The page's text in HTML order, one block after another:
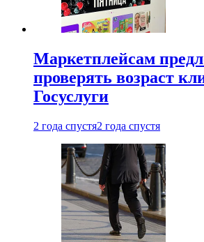
Маркетплейсам
проверять возраст
Госуслуги
2 года спустя2 года спустя